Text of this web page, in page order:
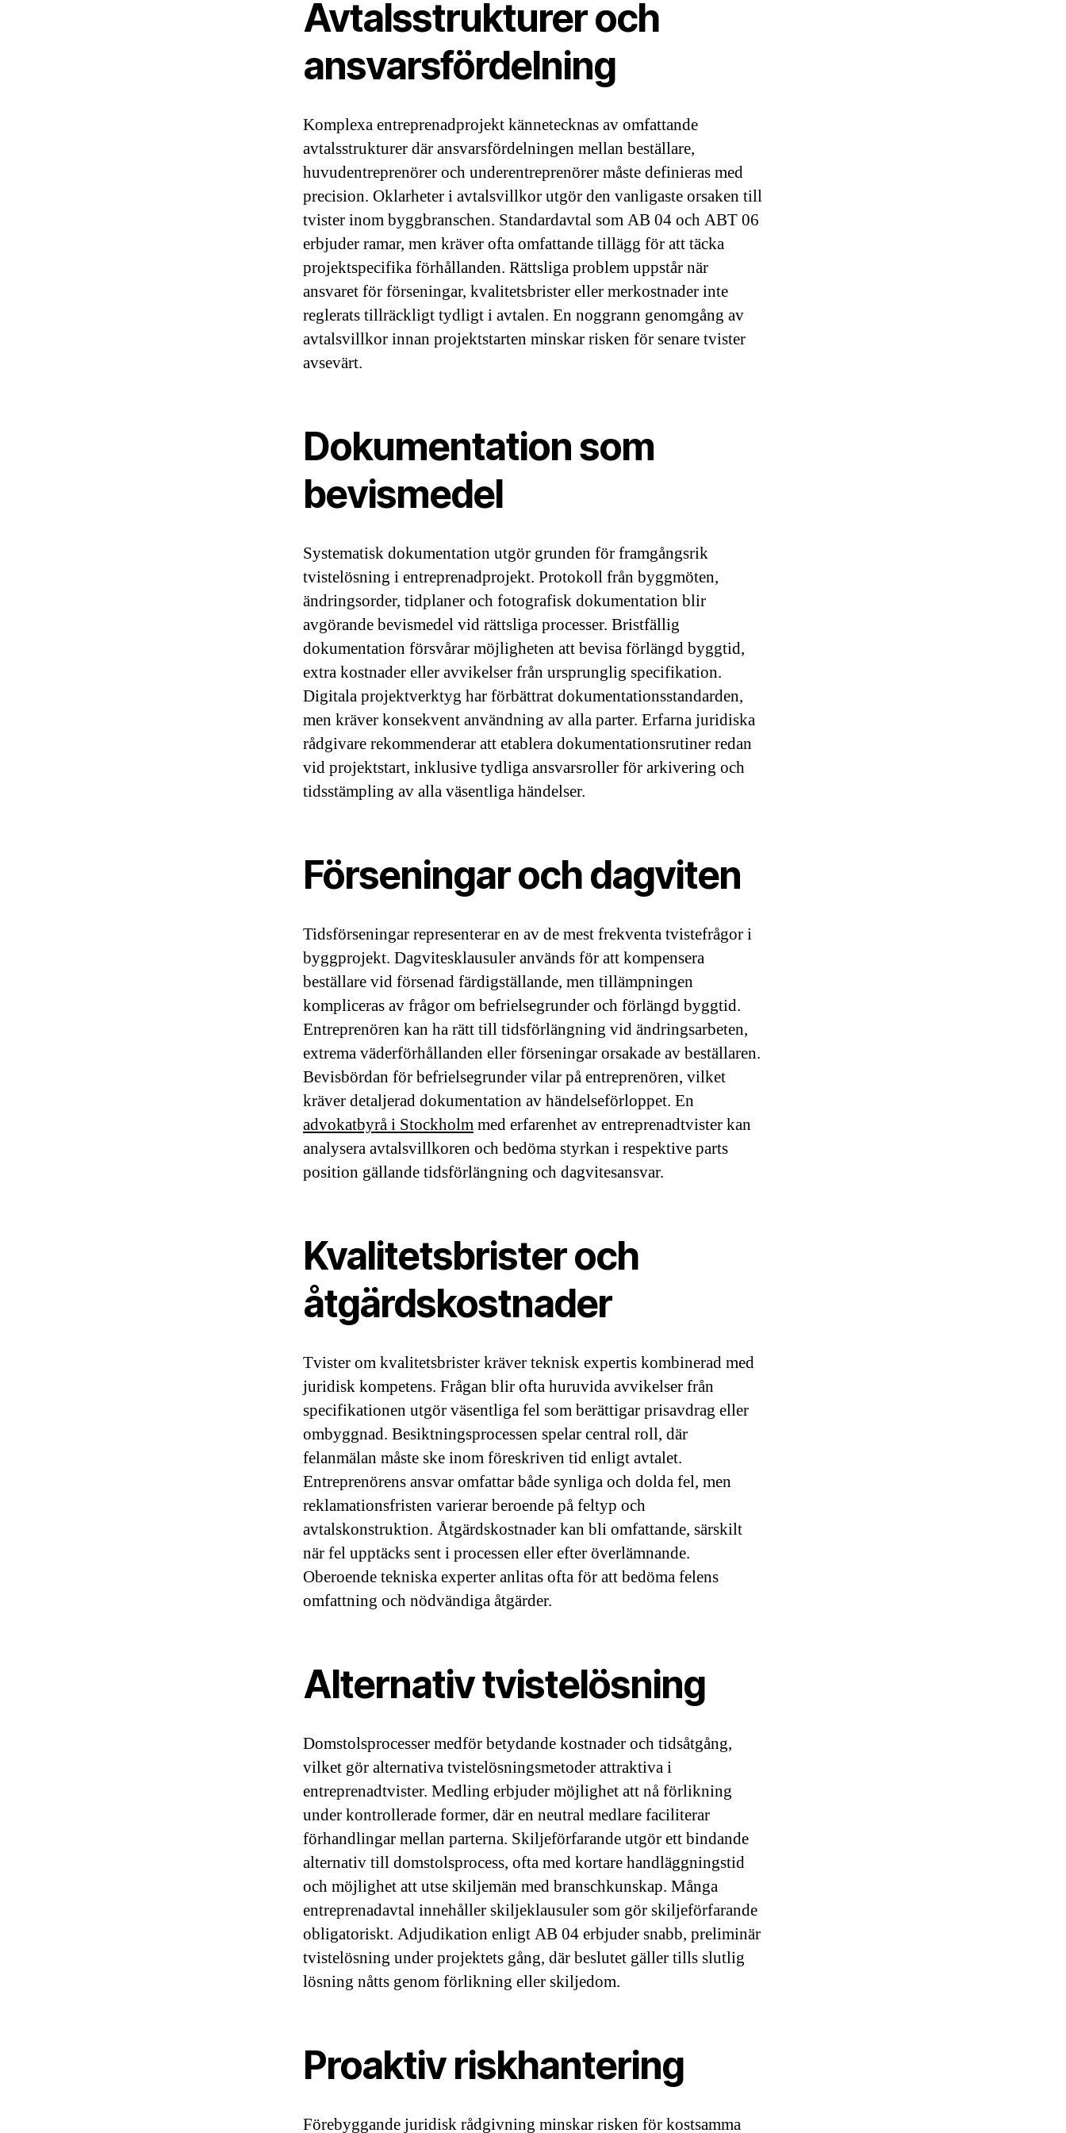
Avtalsstrukturer och
ansvarsfördelning
Komplexa entreprenadprojekt kännetecknas av omfattande
avtalsstrukturer där ansvarsfördelningen mellan beställare,
huvudentreprenörer och underentreprenörer måste definieras med
precision. Oklarheter i avtalsvillkor utgör den vanligaste orsaken till
tvister inom byggbranschen. Standardavtal som AB 04 och ABT 06
erbjuder ramar, men kräver ofta omfattande tillägg för att täcka
projektspecifika förhållanden. Rättsliga problem uppstår när
ansvaret för förseningar, kvalitetsbrister eller merkostnader inte
reglerats tillräckligt tydligt i avtalen. En noggrann genomgång av
avtalsvillkor innan projektstarten minskar risken för senare tvister
avsevärt.
Dokumentation som
bevismedel
Systematisk dokumentation utgör grunden för framgångsrik
tvistelösning i entreprenadprojekt. Protokoll från byggmöten,
ändringsorder, tidplaner och fotografisk dokumentation blir
avgörande bevismedel vid rättsliga processer. Bristfällig
dokumentation försvårar möjligheten att bevisa förlängd byggtid,
extra kostnader eller avvikelser från ursprunglig specifikation.
Digitala projektverktyg har förbättrat dokumentationsstandarden,
men kräver konsekvent användning av alla parter. Erfarna juridiska
rådgivare rekommenderar att etablera dokumentationsrutiner redan
vid projektstart, inklusive tydliga ansvarsroller för arkivering och
tidsstämpling av alla väsentliga händelser.
Förseningar och dagviten
Tidsförseningar representerar en av de mest frekventa tvistefrågor i
byggprojekt. Dagvitesklausuler används för att kompensera
beställare vid försenad färdigställande, men tillämpningen
kompliceras av frågor om befrielsegrunder och förlängd byggtid.
Entreprenören kan ha rätt till tidsförlängning vid ändringsarbeten,
extrema väderförhållanden eller förseningar orsakade av beställaren.
Bevisbördan för befrielsegrunder vilar på entreprenören, vilket
kräver detaljerad dokumentation av händelseförloppet. En
advokatbyrå i Stockholmmed erfarenhet av entreprenadtvister kan
analysera avtalsvillkoren och bedöma styrkan i respektive parts
position gällande tidsförlängning och dagvitesansvar.
Kvalitetsbrister och
åtgärdskostnader
Tvister om kvalitetsbrister kräver teknisk expertis kombinerad med
juridisk kompetens. Frågan blir ofta huruvida avvikelser från
specifikationen utgör väsentliga fel som berättigar prisavdrag eller
ombyggnad. Besiktningsprocessen spelar central roll, där
felanmälan måste ske inom föreskriven tid enligt avtalet.
Entreprenörens ansvar omfattar både synliga och dolda fel, men
reklamationsfristen varierar beroende på feltyp och
avtalskonstruktion. Åtgärdskostnader kan bli omfattande, särskilt
när fel upptäcks sent i processen eller efter överlämnande.
Oberoende tekniska experter anlitas ofta för att bedöma felens
omfattning och nödvändiga åtgärder.
Alternativ tvistelösning
Domstolsprocesser medför betydande kostnader och tidsåtgång,
vilket gör alternativa tvistelösningsmetoder attraktiva i
entreprenadtvister. Medling erbjuder möjlighet att nå förlikning
under kontrollerade former, där en neutral medlare faciliterar
förhandlingar mellan parterna. Skiljeförfarande utgör ett bindande
alternativ till domstolsprocess, ofta med kortare handläggningstid
och möjlighet att utse skiljemän med branschkunskap. Många
entreprenadavtal innehåller skiljeklausuler som gör skiljeförfarande
obligatoriskt. Adjudikation enligt AB 04 erbjuder snabb, preliminär
tvistelösning under projektets gång, där beslutet gäller tills slutlig
lösning nåtts genom förlikning eller skiljedom.
Proaktiv riskhantering
Förebyggande juridisk rådgivning minskar risken för kostsamma